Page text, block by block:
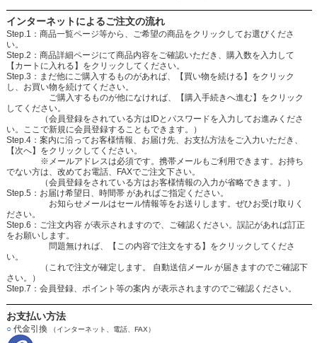
インターネットによるご注文の流れ
Step.1：商品一覧ページ等から、ご希望の商品をクリックしてお選びくださ
い。
Step.2：商品詳細ページにて商品内容をご確認いただき、購入数を入力して
【カートに入れる】をクリックしてください。
Step.3：まだ他にご購入するものがあれば、【買い物を続ける】をクリック
し、お買い物を続けてください。
ご購入するものが他になければ、【購入手続きへ進む】をクリック
してください。
（会員登録をされている方はIDとパスワードを入力してお進みくださ
い。ここで新規に会員登録することもできます。）
Step.4：案内に沿ってお客様情報、お届け先、お支払方法をご入力いただき、
【次へ】をクリックしてください。
※メールアドレスは必須です。携帯メールもご利用できます。お持ち
でない方は、改めてお電話、FAXでご注文下さい。
（会員登録をされている方はお客様情報の入力が省略できます。）
Step.5：お届け希望日、時間帯 があればご指定ください。
お知らせメールはセール情報等をお送りします。ぜひお受け取りく
ださい。
Step.6：ご注文内容 が表示されますので、ご確認ください。誤記があれば訂正
をお願いします。
問題無ければ、【この内容で注文をする】をクリックしてくださ
い。
（これで注文が確定します。 自動送信メール が届きますのでご確認下
さい。）
Step.7：会員登録、ポイント等の案内 が表示されますのでご確認ください。
お支払い方法
○代金引換 （インターネット、電話、FAX）